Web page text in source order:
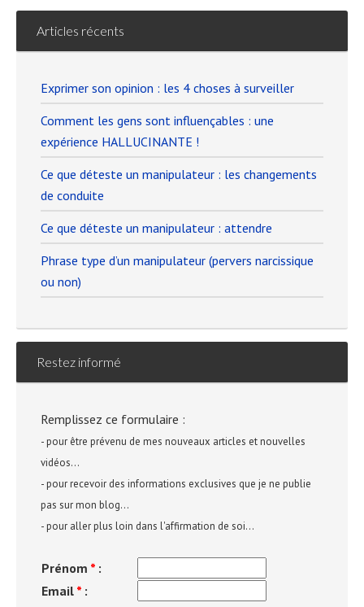
Articles récents
Exprimer son opinion : les 4 choses à surveiller
Comment les gens sont influençables : une
expérience HALLUCINANTE !
Ce que déteste un manipulateur : les changements
de conduite
Ce que déteste un manipulateur : attendre
Phrase type d’un manipulateur (pervers narcissique
ou non)
Restez informé
Remplissez ce formulaire :
- pour être prévenu de mes nouveaux articles et nouvelles
vidéos...
- pour recevoir des informations exclusives que je ne publie
pas sur mon blog...
- pour aller plus loin dans l'affirmation de soi...
Prénom * :
Email * :